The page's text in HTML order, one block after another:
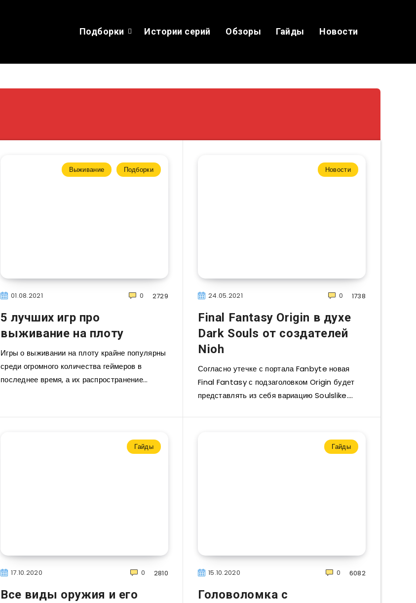
Подборки Истории серий Обзоры Гайды Новости
Выживание Подборки
01.08.2021 2729
0
5 лучших игр про
выживание на плоту
Игры о выживании на плоту крайне популярны
среди огромного количества геймеров в
последнее время, а их распространение…
Новости
24.05.2021 1738
0
Final Fantasy Origin в духе
Dark Souls от создателей
Nioh
Согласно утечке с портала Fanbyte новая
Final Fantasy с подзаголовком Origin будет
представлять из себя вариацию Soulslike….
Гайды
17.10.2020 2810
0
Все виды оружия и его
Гайды
15.10.2020 6082
0
Головоломка с